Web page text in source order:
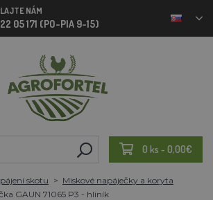
NÁM
05 171 (PO-PIA 9-15)
0 ks - 0,00€
skotu
Miskové napáječky a koryta
GAUN 71065 P3 - hliník